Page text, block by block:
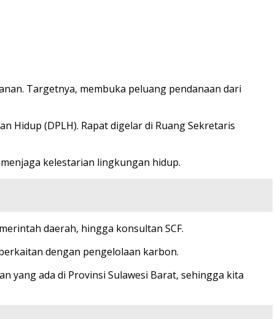
Targetnya, membuka peluang pendanaan dari
Hidup (DPLH). Rapat digelar di Ruang Sekretaris
kelestarian lingkungan hidup.
daerah, hingga konsultan SCF.
dengan pengelolaan karbon.
yang ada di Provinsi Sulawesi Barat, sehingga kita